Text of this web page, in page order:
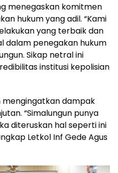
menegaskan komitmen
hukum yang adil. “Kami
yang terbaik dan
dalam penegakan hukum
Sikap netral ini
institusi kepolisian
mengingatkan dampak
“Simalungun punya
diteruskan hal seperti ini
Letkol Inf Gede Agus